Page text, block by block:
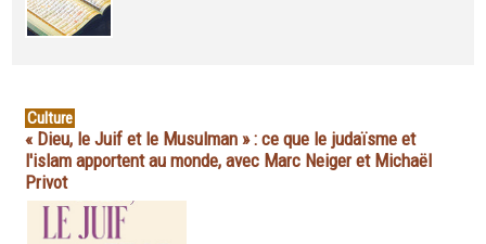
Culture
« Dieu, le Juif et le Musulman » : ce que le judaïsme et
l'islam apportent au monde, avec Marc Neiger et Michaël
Privot